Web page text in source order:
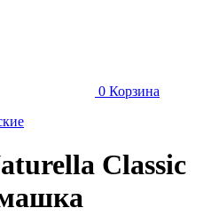
0 Корзина
Classic